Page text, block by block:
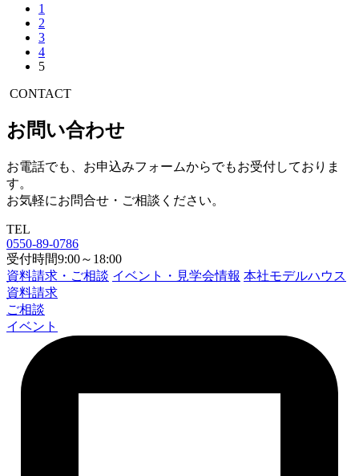
1
2
3
4
5
CONTACT
お問い合わせ
お電話でも、お申込みフォームからでもお受付しておりま
す。
お気軽にお問合せ・ご相談ください。
TEL
0550-89-0786
受付時間9:00～18:00
資料請求・ご相談 イベント・見学会情報 本社モデルハウス
資料請求
ご相談
イベント